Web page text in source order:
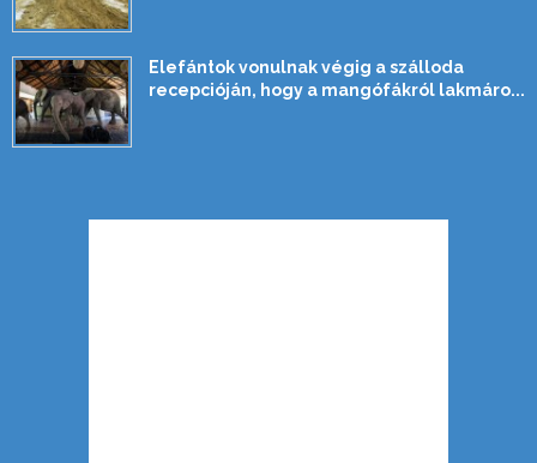
Elefántok vonulnak végig a szálloda
recepcióján, hogy a mangófákról lakmáro...